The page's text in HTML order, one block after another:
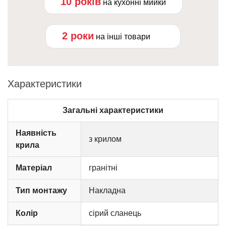
на кухонні мийки
2 роки на інші товари
Характеристики
Загальні характеристики
Наявність
крила
з крилом
Матеріал гранітні
Тип монтажу Накладна
Колір сірий сланець